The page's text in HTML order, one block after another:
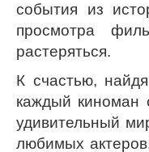
события из
просмотра
растеряться.
К счастью,
каждый киноман
удивительный
любимых